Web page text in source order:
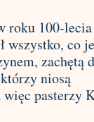
roku 100-
wszystko, co
zachętą
niosą
pasterzy